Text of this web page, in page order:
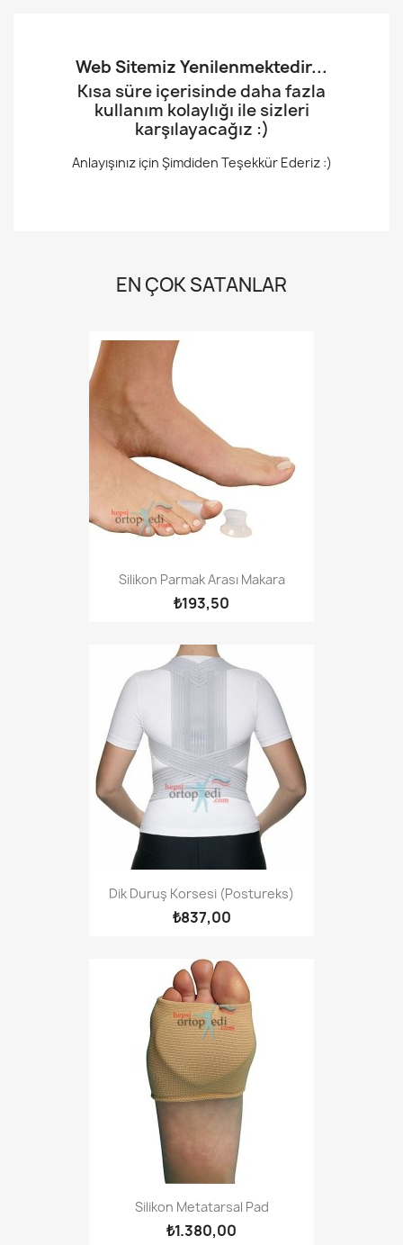
Web Sitemiz Yenilenmektedir...
Kısa süre içerisinde daha fazla
kullanım kolaylığı ile sizleri
karşılayacağız :)
Anlayışınız için Şimdiden Teşekkür Ederiz :)
EN ÇOK SATANLAR
Silikon Parmak Arası Makara
₺193,50
Dik Duruş Korsesi (Postureks)
₺837,00
Silikon Metatarsal Pad
₺1.380,00